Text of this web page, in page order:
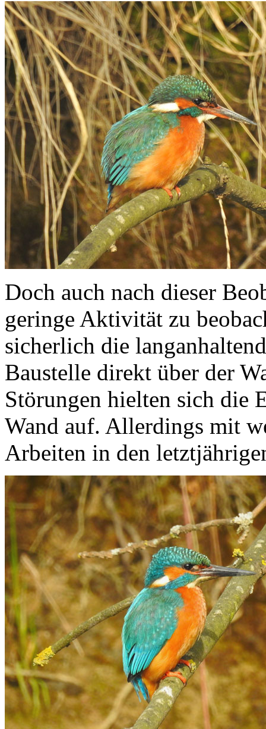
Doch auch nach dieser
geringe Aktivität zu
sicherlich die
Baustelle direkt über der
Störungen hielten sich die
Wand auf. Allerdings mit
Arbeiten in den